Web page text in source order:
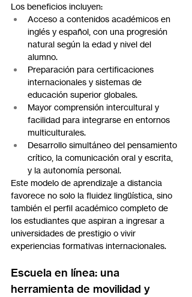
Los beneficios incluyen:
Acceso a contenidos académicos en
inglés y español, con una progresión
natural según la edad y nivel del
alumno.
Preparación para certificaciones
internacionales y sistemas de
educación superior globales.
Mayor comprensión intercultural y
facilidad para integrarse en entornos
multiculturales.
Desarrollo simultáneo del pensamiento
crítico, la comunicación oral y escrita,
y la autonomía personal.
Este modelo de aprendizaje a distancia
favorece no solo la fluidez lingüística, sino
también el perfil académico completo de
los estudiantes que aspiran a ingresar a
universidades de prestigio o vivir
experiencias formativas internacionales.
Escuela en línea: una
herramienta de movilidad y